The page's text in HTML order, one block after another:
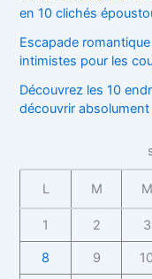
en 10 clichés
Escapade
intimistes pour les
Découvrez les 10
découvrir
L M M
1 2 3
8 9 10